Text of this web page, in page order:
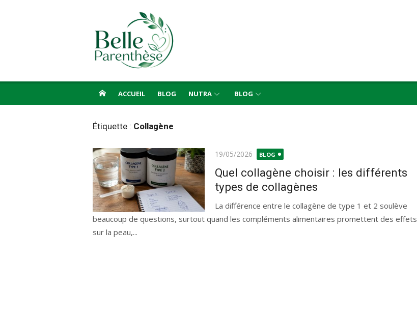
ACCUEIL BLOG NUTRA BLOG
Étiquette : Collagène
Publié
19/05/2026 BLOG
Quel collagène choisir : les différents
types de collagènes
La différence entre le collagène de type 1 et 2 soulève
beaucoup de questions, surtout quand les compléments alimentaires promettent des effets
sur la peau,...